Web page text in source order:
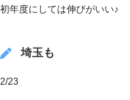
初年度にしては伸びがいい♪
埼玉も
2/23